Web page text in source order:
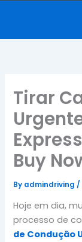
Tirar
Buy
By admindriving /
Hoje em dia,
processo de
de Condução